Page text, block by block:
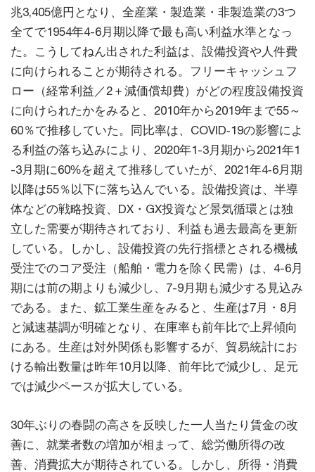
兆3,405億円となり、全産業・製造業・非製造業の3つ
全てで1954年4-6月期以降で最も高い利益水準となっ
た。こうしてねん出された利益は、設備投資や人件費
に向けられることが期待される。フリーキャッシュフ
ロー（経常利益／2＋減価償却費）がどの程度設備投資
に向けられたかをみると、2010年から2019年まで55～
60％で推移していた。同比率は、COVID‐19の影響によ
る利益の落ち込みにより、2020年1-3月期から2021年1
-3月期に60%を超えて推移していたが、2021年4‐6月期
以降は55％以下に落ち込んでいる。設備投資は、半導
体などの戦略投資、DX・GX投資など景気循環とは独
立した需要が期待されており、利益も過去最高を更新
している。しかし、設備投資の先行指標とされる機械
受注でのコア受注（船舶・電力を除く民需）は、4-6月
期には前の期よりも減少し、7-9月期も減少する見込み
である。また、鉱工業生産をみると、生産は7月・8月
と減速基調が明確となり、在庫率も前年比で上昇傾向
にある。生産は対外関係も影響するが、貿易統計にお
ける輸出数量は昨年10月以降、前年比で減少し、足元
では減少ペースが拡大している。
30年ぶりの春闘の高さを反映した一人当たり賃金の改
善に、就業者数の増加が相まって、総労働所得の改
善、消費拡大が期待されている。しかし、所得・消費